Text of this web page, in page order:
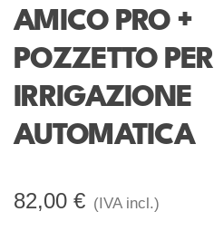
AMICO PRO +
POZZETTO PER
IRRIGAZIONE
AUTOMATICA
82,00 € (IVA incl.)